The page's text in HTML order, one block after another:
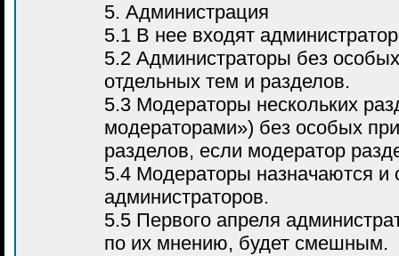
5. Администрация
5.1 В нее входят
5.2 Администраторы без
отдельных тем и разделов.
5.3 Модераторы нескольких
модераторами») без особых
разделов, если модератор
5.4 Модераторы назначаются
администраторов.
5.5 Первого апреля
по их мнению, будет смешным.